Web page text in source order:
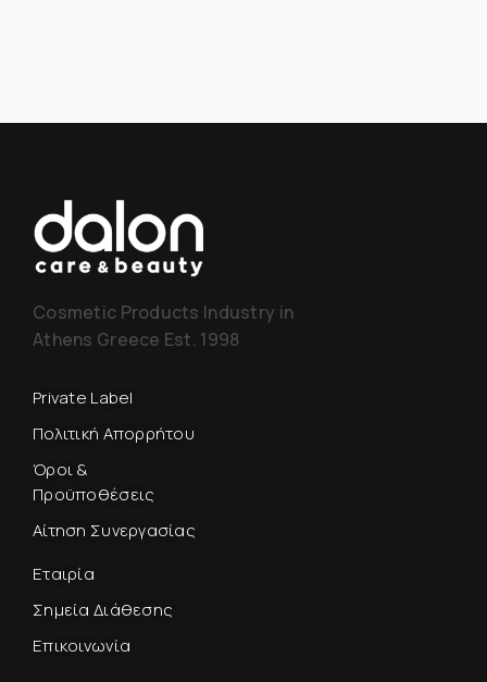
Cosmetic Products Industry in
Athens Greece Est. 1998
Private Label
Πολιτική Απορρήτου
Όροι &
Προϋποθέσεις
Αίτηση Συνεργασίας
Εταιρία
Σημεία Διάθεσης
Επικοινωνία